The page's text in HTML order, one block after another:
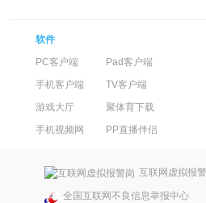
软件
PC客户端
Pad客户端
手机客户端
TV客户端
游戏大厅
聚体育下载
手机视频网
PP直播伴侣
互联网虚拟报
全国互联网不良信息举报中心